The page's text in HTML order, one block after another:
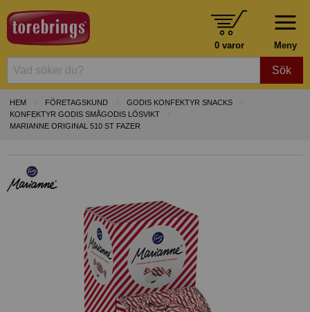
Meny
0 varor
Sök
HEM FÖRETAGSKUND
GODIS KONFEKTYR SNACKS
KONFEKTYR GODIS SMÅGODIS LÖSVIKT
MARIANNE ORIGINAL 510 ST FAZER